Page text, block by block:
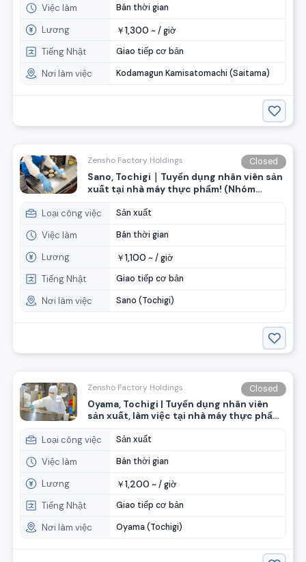
Việc làm Bán thời gian
Lương ￥1,300 ~ /giờ
Tiếng Nhật Giao tiếp cơ bản
Nơi làm việc Kodamagun Kamisatomachi (Saitama)
Zensho Factory Holdings Closed
Sano, Tochigi｜Tuyển dụng nhân viên sản
xuất tại nhà máy thực phẩm! (Nhóm
Loại công việc
Sản xuất
Việc làm Bán thời gian
Lương ￥1,100 ~ /giờ
Tiếng Nhật Giao tiếp cơ bản
Nơi làm việc Sano (Tochigi)
Zensho Factory Holdings Closed
Oyama, Tochigi | Tuyển dụng nhân viên
sản xuất, làm việc tại nhà máy thực phẩm!
Loại công việc
Sản xuất
Việc làm Bán thời gian
Lương ￥1,200 ~ /giờ
Tiếng Nhật Giao tiếp cơ bản
Nơi làm việc Oyama (Tochigi)